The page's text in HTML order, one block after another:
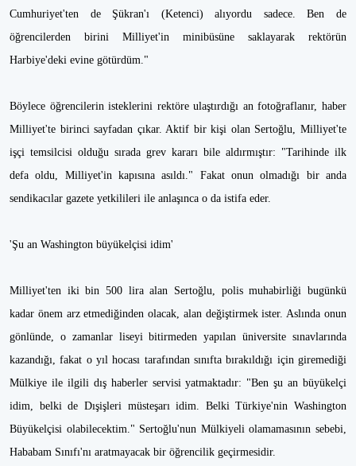
Cumhuriyet'ten de Şükran'ı (Ketenci) alıyordu sadece. Ben de
öğrencilerden birini Milliyet'in minibüsüne saklayarak rektörün
Harbiye'deki evine götürdüm."
Böylece öğrencilerin isteklerini rektöre ulaştırdığı an fotoğraflanır, haber
Milliyet'te birinci sayfadan çıkar. Aktif bir kişi olan Sertoğlu, Milliyet'te
işçi temsilcisi olduğu sırada grev kararı bile aldırmıştır: "Tarihinde ilk
defa oldu, Milliyet'in kapısına asıldı." Fakat onun olmadığı bir anda
sendikacılar gazete yetkilileri ile anlaşınca o da istifa eder.
'Şu an Washington büyükelçisi idim'
Milliyet'ten iki bin 500 lira alan Sertoğlu, polis muhabirliği bugünkü
kadar önem arz etmediğinden olacak, alan değiştirmek ister. Aslında onun
gönlünde, o zamanlar liseyi bitirmeden yapılan üniversite sınavlarında
kazandığı, fakat o yıl hocası tarafından sınıfta bırakıldığı için giremediği
Mülkiye ile ilgili dış haberler servisi yatmaktadır: "Ben şu an büyükelçi
idim, belki de Dışişleri müsteşarı idim. Belki Türkiye'nin Washington
Büyükelçisi olabilecektim." Sertoğlu'nun Mülkiyeli olamamasının sebebi,
Hababam Sınıfı'nı aratmayacak bir öğrencilik geçirmesidir.